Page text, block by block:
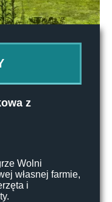
z
Wolni
własnej farmie,
i